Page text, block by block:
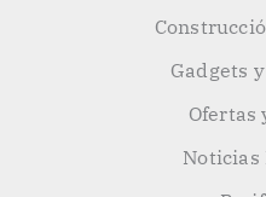
Gadgets
Ofertas
Noticias